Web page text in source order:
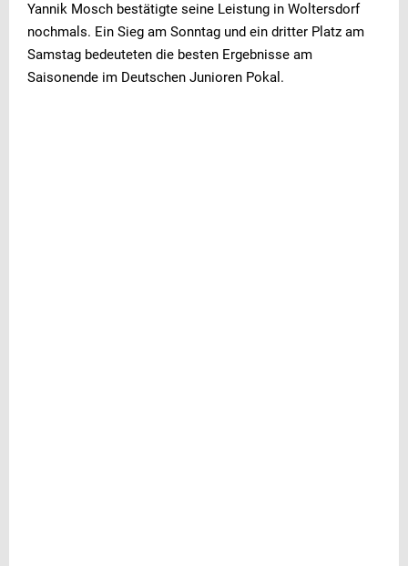
Yannik Mosch bestätigte seine Leistung in Woltersdorf
nochmals. Ein Sieg am Sonntag und ein dritter Platz am
Samstag bedeuteten die besten Ergebnisse am
Saisonende im Deutschen Junioren Pokal.